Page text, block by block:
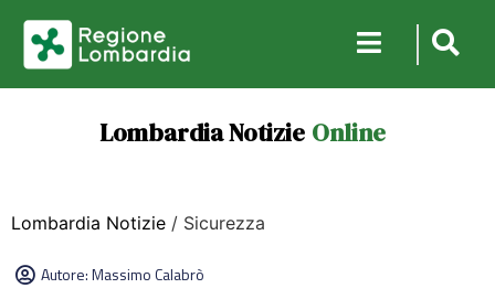
Lombardia Notizie Online
Lombardia Notizie / Sicurezza
Autore:Massimo Calabrò